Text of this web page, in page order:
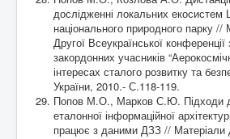
дослідженні локальних екосистем
національного природного парку //
Другої Всеукраїнської
закордонних учасників
інтересах сталого розвитку та
України, 2010.- С.118-119.
Попов М.О., Марков С.Ю. Підходи
еталонної інформаційної
працює з даними ДЗЗ // Матеріали